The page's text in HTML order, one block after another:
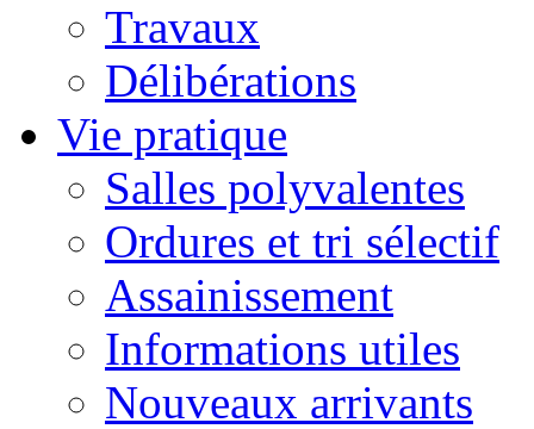
Travaux
Délibérations
Vie pratique
Salles polyvalentes
Ordures et tri sélectif
Assainissement
Informations utiles
Nouveaux arrivants